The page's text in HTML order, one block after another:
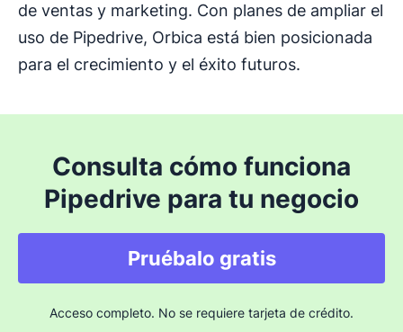
de ventas y marketing. Con planes de ampliar el
uso de Pipedrive, Orbica está bien posicionada
para el crecimiento y el éxito futuros.
Consulta cómo funciona
Pipedrive para tu negocio
Pruébalo gratis
Acceso completo. No se requiere tarjeta de crédito.